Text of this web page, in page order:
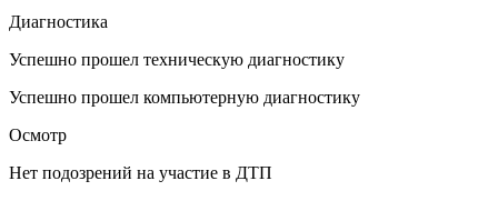
Диагностика
Успешно прошел техническую диагностику
Успешно прошел компьютерную диагностику
Осмотр
Нет подозрений на участие в ДТП